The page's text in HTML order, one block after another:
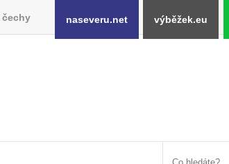
čechy naseveru.net výběžek.eu